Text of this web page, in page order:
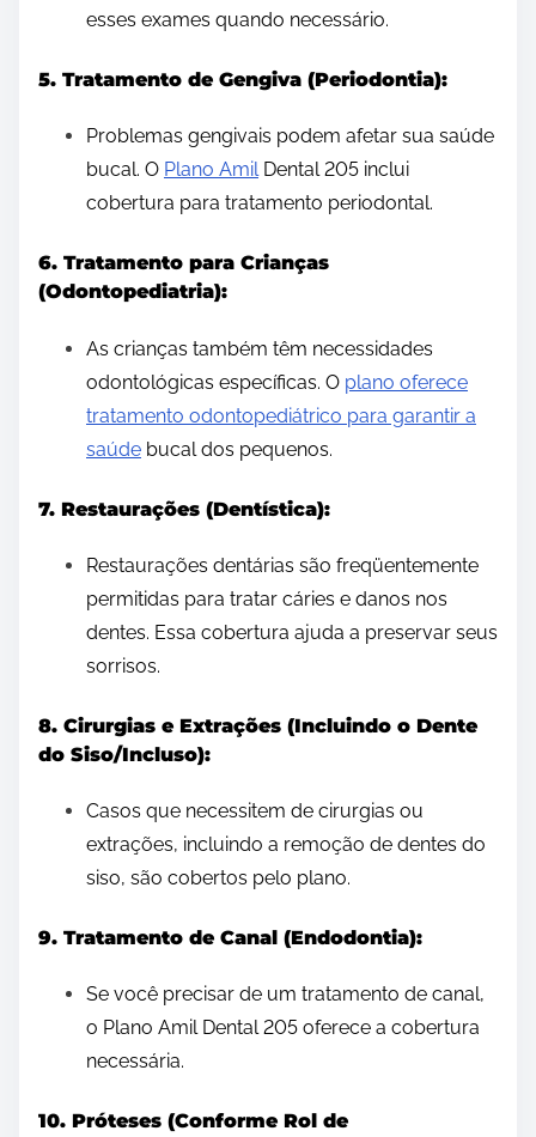
esses exames quando necessário.
5. Tratamento de Gengiva (Periodontia):
Problemas gengivais podem afetar sua saúde
bucal. O Plano AmilDental 205 inclui
cobertura para tratamento periodontal.
6. Tratamento para Crianças
(Odontopediatria):
As crianças também têm necessidades
odontológicas específicas. O plano oferece
tratamento odontopediátrico para garantir a
saúde bucal dos pequenos.
7. Restaurações (Dentística):
Restaurações dentárias são freqüentemente
permitidas para tratar cáries e danos nos
dentes. Essa cobertura ajuda a preservar seus
sorrisos.
8. Cirurgias e Extrações (Incluindo o Dente
do Siso/Incluso):
Casos que necessitem de cirurgias ou
extrações, incluindo a remoção de dentes do
siso, são cobertos pelo plano.
9. Tratamento de Canal (Endodontia):
Se você precisar de um tratamento de canal,
o Plano Amil Dental 205 oferece a cobertura
necessária.
10. Próteses (Conforme Rol de